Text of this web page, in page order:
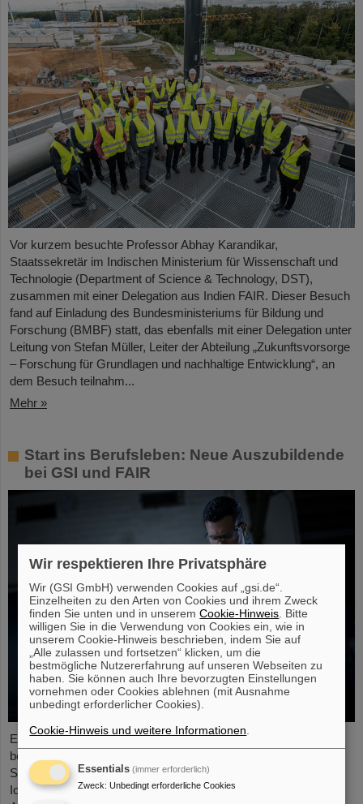
Vor kurzem besuchte Professor Abhay Karandikar,
Staatssekretär im Indischen Ministerium für Wissenschaft und
Technologie (Department of Science & Technology, DST),
zusammen mit einer Delegation aus Indien FAIR. Dieser Besuch
fand auf Einladung des Bundesministeriums für Bildung und
Forschung (BMBF) statt, das ebenfalls mit einer Delegation unter
Leitung von Stefan Müller, Leiter der Abteilung „Zukunftsvorsorge
– Forschung für Grundlagen und nachhaltige Entwicklung“, an
dem Besuch teilnahm...
Mehr »
Start ins Berufsleben: Neue Auszubildende
bei GSI und FAIR
Ende August 2024 starteten zwölf junge Menschen in ihre
berufliche Zukunft am GSI Helmholtzzentrum für
Schwerionenforschung und bei FAIR (Facility for Antiproton and
Ion Research). Sie verteilen sich auf sechs verschiedene
Wir respektieren Ihre Privatsphäre
Wir (GSI GmbH) verwenden Cookies auf „gsi.de“.
Einzelheiten zu den Arten von Cookies und ihrem Zweck
finden Sie unten und in unseremCookie-Hinweis . Bitte
willigen Sie in die Verwendung von Cookies ein, wie in
unserem Cookie-Hinweis beschrieben, indem Sie auf
„Alle zulassen und fortsetzen“ klicken, um die
bestmögliche Nutzererfahrung auf unseren Webseiten zu
haben. Sie können auch Ihre bevorzugten Einstellungen
vornehmen oder Cookies ablehnen (mit Ausnahme
unbedingt erforderlicher Cookies).
Cookie-Hinweis und weitere Informationen
Essentials (immer erforderlich)
Zweck: Unbedingt erforderliche Cookies